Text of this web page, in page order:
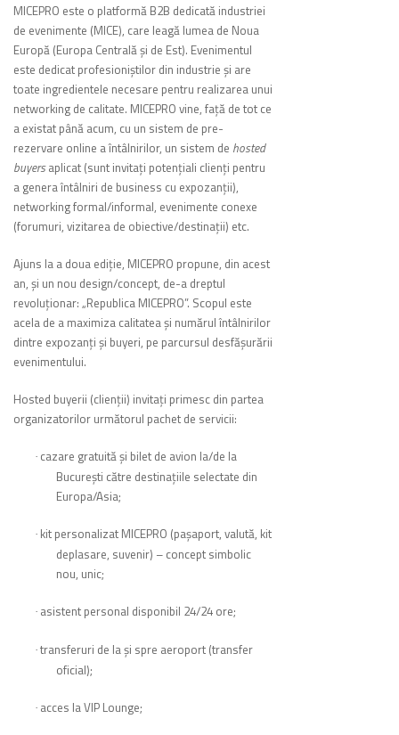
MICEPRO este o platformă B2B dedicată industriei
de evenimente (MICE), care leagă lumea de Noua
Europă (Europa Centrală şi de Est). Evenimentul
este dedicat profesioniştilor din industrie şi are
toate ingredientele necesare pentru realizarea unui
networking de calitate. MICEPRO vine, faţă de tot ce
a existat până acum, cu un sistem de pre-
rezervare online a întâlnirilor, un sistem de hosted
buyersaplicat (sunt invitaţi potenţiali clienţi pentru
a genera întâlniri de business cu expozanţii),
networking formal/informal, evenimente conexe
(forumuri, vizitarea de obiective/destinaţii) etc.
Ajuns la a doua ediţie, MICEPRO propune, din acest
an, şi un nou design/concept, de-a dreptul
revoluţionar: „Republica MICEPRO”. Scopul este
acela de a maximiza calitatea şi numărul întâlnirilor
dintre expozanţi şi buyeri, pe parcursul desfăşurării
evenimentului.
Hosted buyerii (clienţii) invitaţi primesc din partea
organizatorilor următorul pachet de servicii:
· cazare gratuită și bilet de avion la/de la
București către destinațiile selectate din
Europa/Asia;
· kit personalizat MICEPRO (paşaport, valută, kit
deplasare, suvenir) – concept simbolic
nou, unic;
· asistent personal disponibil 24/24 ore;
· transferuri de la și spre aeroport (transfer
oficial);
· acces la VIP Lounge;